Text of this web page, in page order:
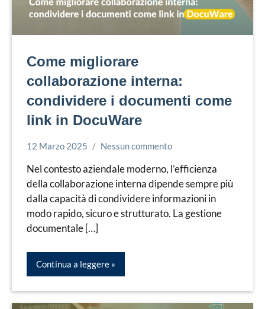
Come migliorare
collaborazione interna:
condividere i documenti come
link in DocuWare
12 Marzo 2025
Bruno
Villa
Nessun commento
Nel contesto aziendale moderno, l’efficienza
della collaborazione interna dipende sempre più
dalla capacità di condividere informazioni in
modo rapido, sicuro e strutturato. La gestione
documentale […]
Continua a leggere